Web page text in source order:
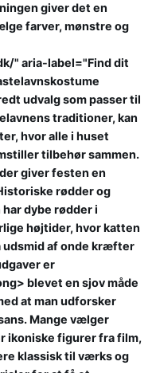
giver det en
farver, mønstre og
" aria-label="Find dit
udvalg som passer til
traditioner, kan
hvor alle i huset
tilbehør sammen.
giver festen en
rødder og
dybe rødder i
højtider, hvor katten
udsmid af onde kræfter
er
blevet en sjov måde
at man udforsker
Mange vælger
ikoniske figurer fra film,
klassisk til værks og